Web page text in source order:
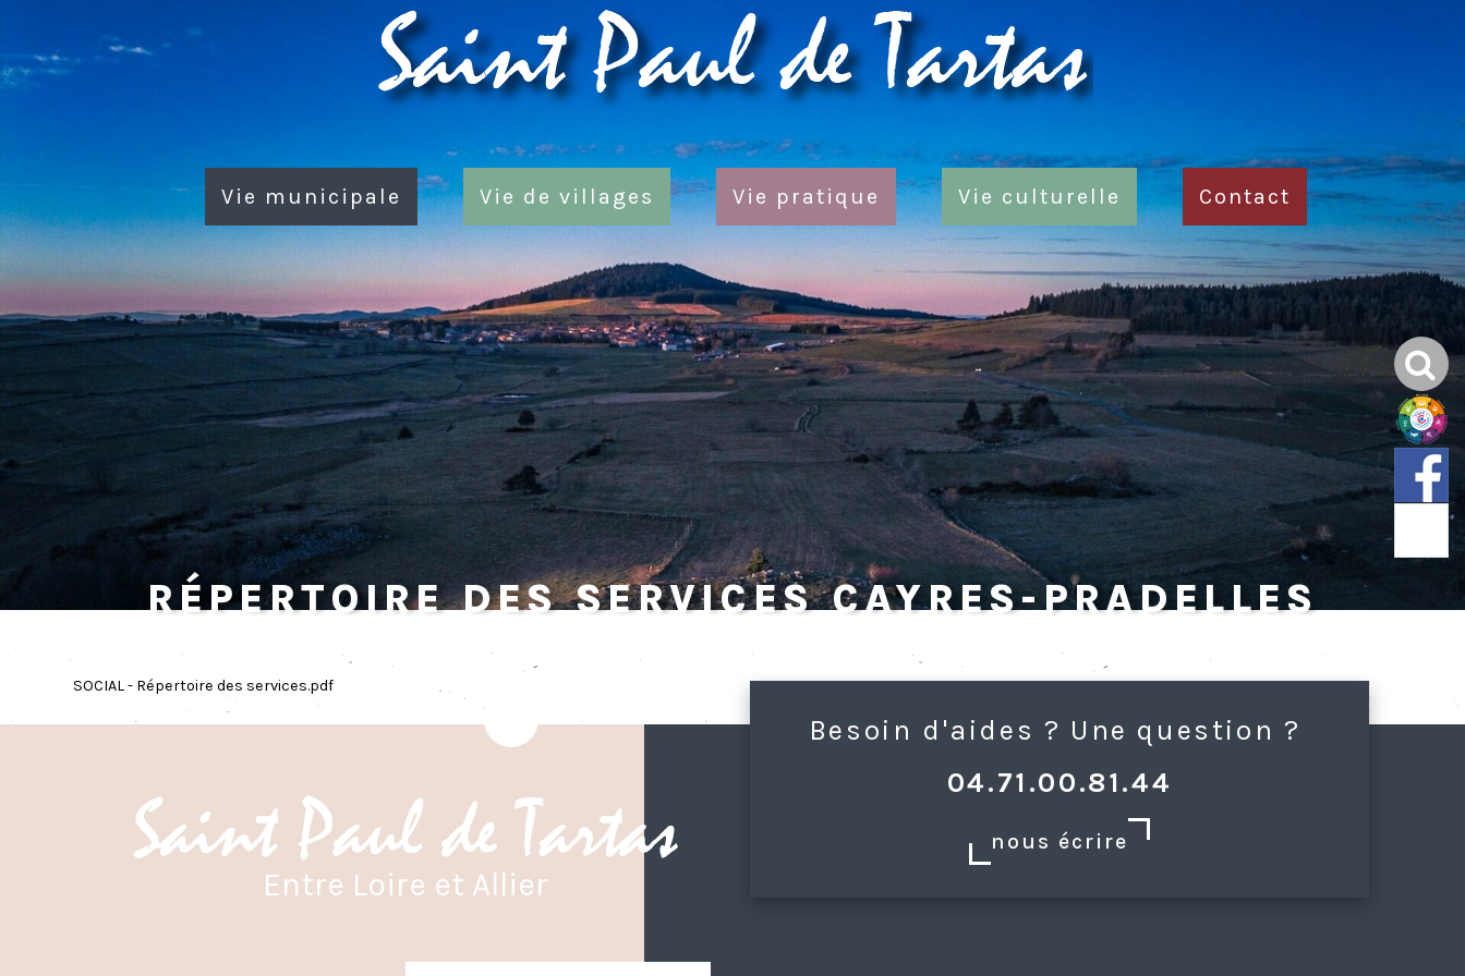
Vie municipale Vie de villages Vie pratique Vie culturelle Contact
Répertoire des services Cayres-Pradelles
SOCIAL - Répertoire des services.pdf
Entre Loire et Allier
Besoin d'aides ? Une question ?
04.71.00.81.44
nous écrire